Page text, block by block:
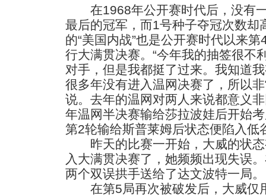
在1968年公开赛时代后，没有
最后的冠军，而1号种子夺冠次数却
的“美国内战”也是公开赛时代以来
行大满贯决赛。“今年我的抽签很不
对手，但是我都挺了过来。我知道
很多年没有进入温网决赛了，所以
说。去年的温网对两人来说都意义
年温网半决赛输给莎拉波娃后开始
第2轮输给斯普莱姆后状态便陷入低
昨天的比赛一开始，大威的状态
入大满贯决赛了，她频频出现失误
两个双误拱手送给了达文波特一局。
在第5局再次被破发后，大威仅